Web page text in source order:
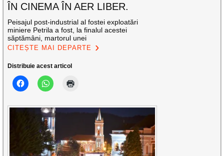
ÎN CINEMA ÎN AER LIBER.
Peisajul post-industrial al fostei exploatări
miniere Petrila a fost, la finalul acestei
săptămâni, martorul unei
CITEȘTE MAI DEPARTE
Distribuie acest articol